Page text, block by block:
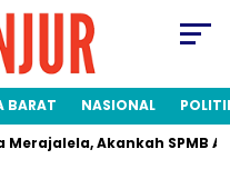
BARAT NASIONAL
Akankah SPMB Adil